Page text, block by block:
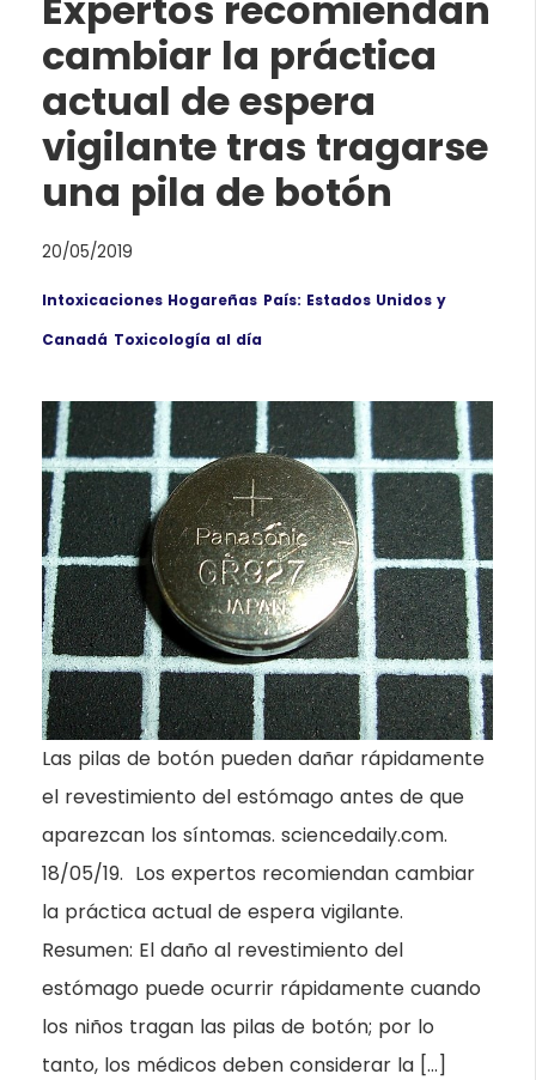
cambiar la práctica
actual de espera
vigilante tras tragarse
una pila de botón
20/05/2019
Intoxicaciones Hogareñas País: Estados Unidos y
Canadá Toxicología al día
Las pilas de botón pueden dañar rápidamente
el revestimiento del estómago antes de que
aparezcan los síntomas. sciencedaily.com.
18/05/19. Los expertos recomiendan cambiar
la práctica actual de espera vigilante.
Resumen: El daño al revestimiento del
estómago puede ocurrir rápidamente cuando
los niños tragan las pilas de botón; por lo
tanto, los médicos deben considerar la […]